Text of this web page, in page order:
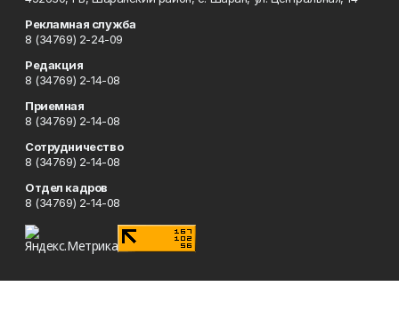
Рекламная служба
8 (34769) 2-24-09
Редакция
8 (34769) 2-14-08
Приемная
8 (34769) 2-14-08
Сотрудничество
8 (34769) 2-14-08
Отдел кадров
8 (34769) 2-14-08